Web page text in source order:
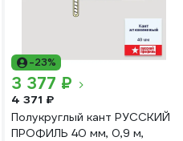
-23%
3 377 ₽
4 371 ₽
Полукруглый кант РУССКИЙ
ПРОФИЛЬ 40 мм, 0,9 м,